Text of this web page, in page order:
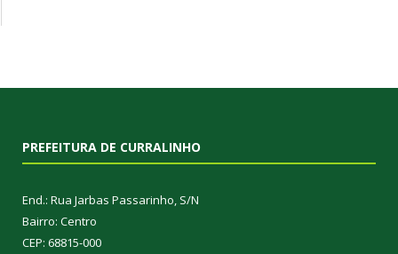
PREFEITURA DE CURRALINHO
End.: Rua Jarbas Passarinho, S/N
Bairro: Centro
CEP: 68815-000